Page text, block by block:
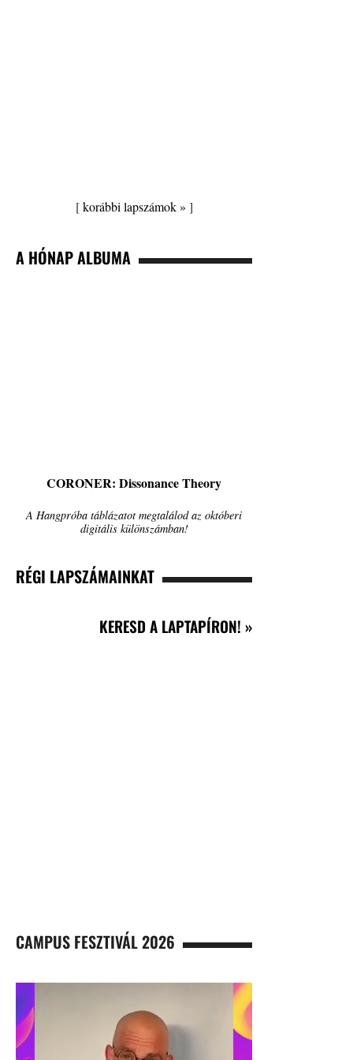
[korábbi lapszámok » ]
A HÓNAP ALBUMA
CORONER: Dissonance Theory
A Hangpróba táblázatot megtalálod az októberi
digitális különszámban!
RÉGI LAPSZÁMAINKAT
KERESD A LAPTAPÍRON! »
CAMPUS FESZTIVÁL 2026